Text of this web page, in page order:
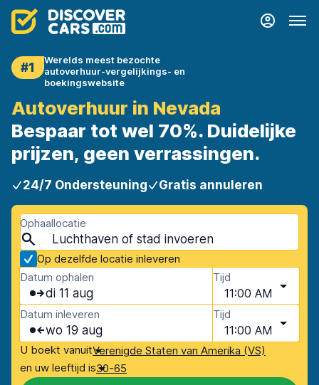
#1
Werelds meest bezochte
autoverhuur-vergelijkings- en
boekingswebsite
Autoverhuur in Nevada
Bespaar tot wel 70%. Duidelijke
prijzen, geen verrassingen.
24/7 Ondersteuning Gratis annuleren
Ophaallocatie
Op dezelfde locatie inleveren
Datum ophalen
di 11 aug
Tijd
11:00 AM
Datum inleveren
wo 19 aug
Tijd
11:00 AM
U boekt vanuitVerenigde Staten van Amerika (VS)
en uw leeftijd is30-65